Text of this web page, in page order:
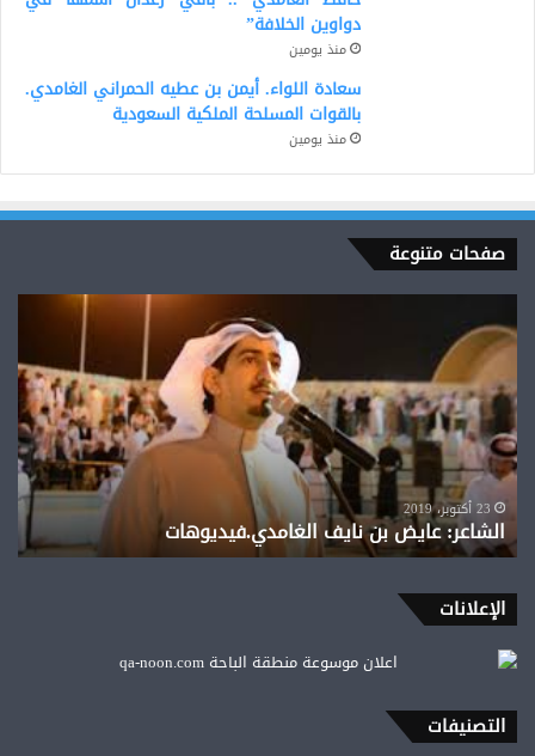
دواوين الخلافة”
منذ يومين
سعادة اللواء. أيمن بن عطيه الحمراني الغامدي.
بالقوات المسلحة الملكية السعودية
منذ يومين
صفحات متنوعة
عايض
بن
نايف
الغامدي.فيديوهات
23 أكتوبر، 2019
الشاعر: عايض بن نايف الغامدي.فيديوهات
الإعلانات
التصنيفات